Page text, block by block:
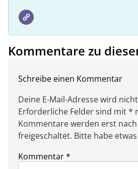
Kommentare zu
Schreibe einen Kommentar
Deine E-Mail-Adresse wird
Erforderliche Felder sind mit *
Kommentare werden erst
freigeschaltet. Bitte habe
Kommentar*